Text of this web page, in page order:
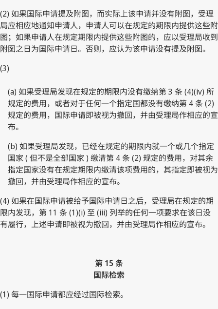
(2) 如果国际申请提及附图，而实际上该申请并没有附图，受理
局应相应地通知申请人，申请人可以在规定的期限内提供这些附
图；如果申请人在规定期限内提供这些附图的，应以受理局收到
附图之日为国际申请日。否则，应认为该申请没有提及附图。
(3)
(a) 如果受理局发现在规定的期限内没有缴纳第 3 条 (4)(iv) 所
规定的费用，或者对于任何一个指定国都没有缴纳第 4 条 (2)
规定的费用，国际申请即被视为撤回，并由受理局作相应的宣
布。
(b) 如果受理局发现，已经在规定的期限内就一个或几个指定
国家 ( 但不是全部国家 ) 缴清第 4 条 (2) 规定的费用，对其余
指定国家没有在规定期限内缴清该项费用的，其指定即被视为
撤回，并由受理局作相应的宣布。
(4) 如果在国际申请被给予国际申请日之后，受理局在规定的期
限内发现，第 11 条 (1)(i) 至 (iii) 列举的任何一项要求在该日没
有履行，上述申请即被视为撤回，并由受理局作相应的宣布。
第 15 条
国际检索
(1) 每一国际申请都应经过国际检索。